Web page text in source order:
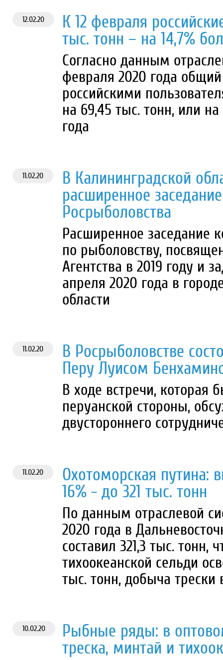
12.02.20
К 12 февраля
тыс. тонн – на 14,7%
Согласно данным
февраля 2020 года
российскими
на 69,45 тыс. тонн, или
года
11.02.20
В Калининградской
расширенное
Росрыболовства
Расширенное заседание
по рыболовству,
Агентства в 2019 году и
апреля 2020 года в
области
11.02.20
В Росрыболовстве
Перу Луисом
В ходе встречи, которая
перуанской стороны,
двустороннего
11.02.20
Охотоморская путина:
16% - до 321 тыс. тонн
По данным отраслевой
2020 года в
составил 321,3 тыс. тонн,
тихоокеанской сельди
тыс. тонн, добыча трески
10.02.20
Рыбные ряды: в
треска, минтай и